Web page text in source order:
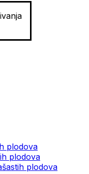
plodova
plodova
plodova